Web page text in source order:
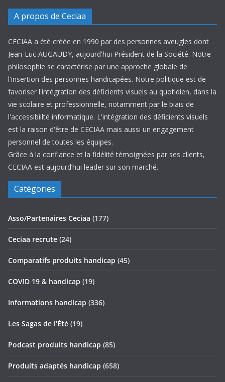
A propos de Ceciaa
CECIAA a été créée en 1990 par des personnes aveugles dont
Jean-Luc AUGAUDY, aujourd'hui Président de la Société. Notre
philosophie se caractérise par une approche globale de
l'insertion des personnes handicapées. Notre politique est de
favoriser l'intégration des déficients visuels au quotidien, dans la
vie scolaire et professionnelle, notamment par le biais de
l'accessibiilté informatique. L'intégration des déficients visuels
est la raison d'être de CECIAA mais aussi un engagement
personnel de toutes les équipes.
Grâce à la confiance et la fidélité témoignées par ses clients,
CECIAA est aujourd’hui leader sur son marché.
Catégories
Asso/Partenaires Ceciaa (177)
Ceciaa recrute (24)
Comparatifs produits handicap (45)
COVID 19 & handicap (19)
Informations handicap (336)
Les Sagas de l'Été (19)
Podcast produits handicap (85)
Produits adaptés handicap (658)